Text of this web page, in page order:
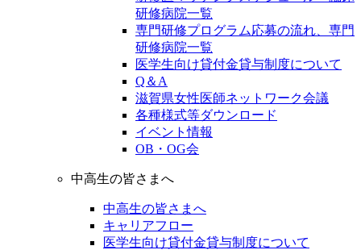
研修病院一覧
専門研修プログラム応募の流れ、専門
研修病院一覧
医学生向け貸付金貸与制度について
Q＆A
滋賀県女性医師ネットワーク会議
各種様式等ダウンロード
イベント情報
OB・OG会
中高生の皆さまへ
中高生の皆さまへ
キャリアフロー
医学生向け貸付金貸与制度について